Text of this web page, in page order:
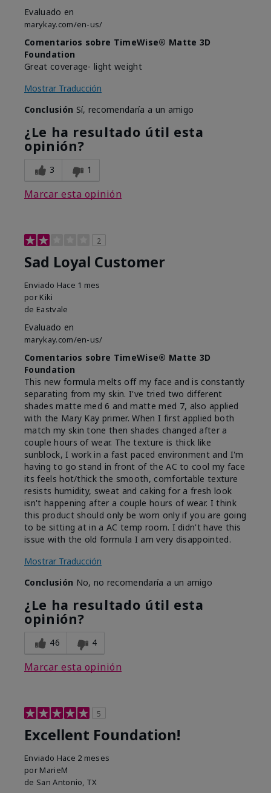
Evaluado en
marykay.com/en-us/
Comentarios sobre TimeWise® Matte 3D
Foundation
Great coverage- light weight
Mostrar Traducción
Conclusión Sí, recomendaría a un amigo
¿Le ha resultado útil esta
opinión?
3 1
Marcar esta opinión
2
Sad Loyal Customer
Enviado Hace 1 mes
por Kiki
de Eastvale
Evaluado en
marykay.com/en-us/
Comentarios sobre TimeWise® Matte 3D
Foundation
This new formula melts off my face and is constantly
separating from my skin. I've tried two different
shades matte med 6 and matte med 7, also applied
with the Mary Kay primer. When I first applied both
match my skin tone then shades changed after a
couple hours of wear. The texture is thick like
sunblock, I work in a fast paced environment and I'm
having to go stand in front of the AC to cool my face
its feels hot/thick the smooth, comfortable texture
resists humidity, sweat and caking for a fresh look
isn't happening after a couple hours of wear. I think
this product should only be worn only if you are going
to be sitting at in a AC temp room. I didn't have this
issue with the old formula I am very disappointed.
Mostrar Traducción
Conclusión No, no recomendaría a un amigo
¿Le ha resultado útil esta
opinión?
46 4
Marcar esta opinión
5
Excellent Foundation!
Enviado Hace 2 meses
por MarieM
de San Antonio, TX